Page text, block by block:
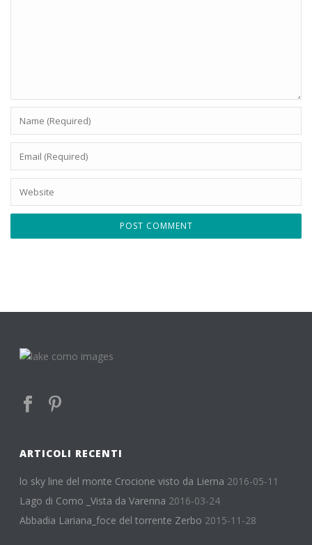
ARTICOLI RECENTI
lo sky line del monte Crocione visto da Lierna 2016-05-11
Lago di Como _Vista da Varenna 2016-03-24
Abbadia Lariana_foce del torrente Zerbo 2015-11-28